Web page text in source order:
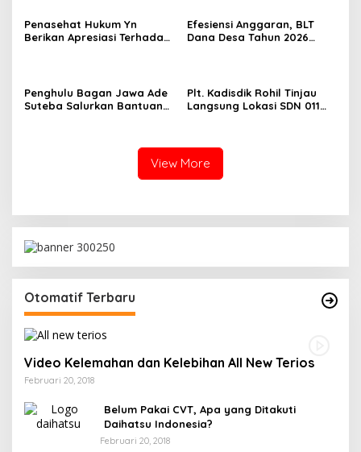
Penasehat Hukum Yn
Berikan Apresiasi Terhadap
Efesiensi Anggaran, BLT
Dana Desa Tahun 2026
Penghulu Bagan Jawa Ade
Suteba Salurkan Bantuan
Plt. Kadisdik Rohil Tinjau
Langsung Lokasi SDN 011
View More
Otomatif Terbaru
Video Kelemahan dan Kelebihan All New Terios
Februari 20, 2018
Belum Pakai CVT, Apa yang Ditakuti
Daihatsu Indonesia?
Februari 20, 2018